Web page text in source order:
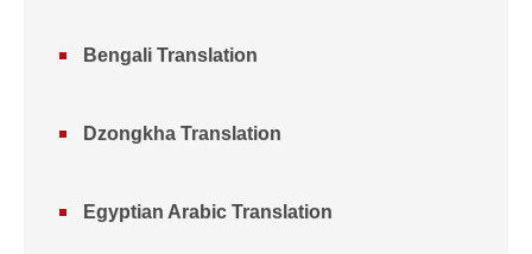
Bengali Translation
Dzongkha Translation
Egyptian Arabic Translation